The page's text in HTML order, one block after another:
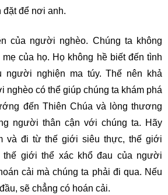
đặt để nơi anh.
của người nghèo. Chúng ta không
của họ. Họ không hề biết đến tình
người nghiện ma túy. Thế nên khả
nghèo có thể giúp chúng ta khám phá
đến Thiên Chúa và lòng thương
người thân cận với chúng ta. Hãy
và đi từ thế giới siêu thực, thế giới
thế giới thể xác khổ đau của người
cải mà chúng ta phải đi qua. Nếu
sẽ chẳng có hoán cải.